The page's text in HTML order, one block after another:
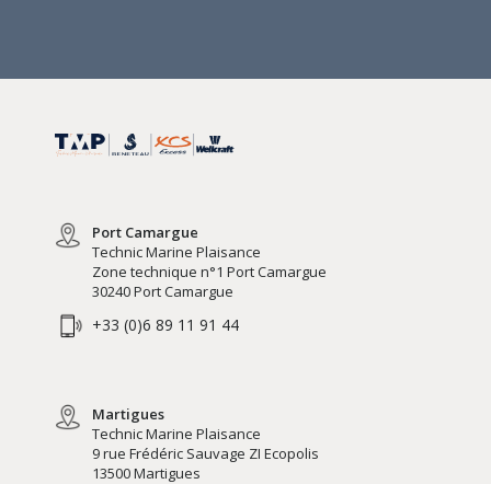
Port Camargue
Technic Marine Plaisance
Zone technique n°1 Port Camargue
30240 Port Camargue
+33 (0)6 89 11 91 44
Martigues
Technic Marine Plaisance
9 rue Frédéric Sauvage ZI Ecopolis
13500 Martigues